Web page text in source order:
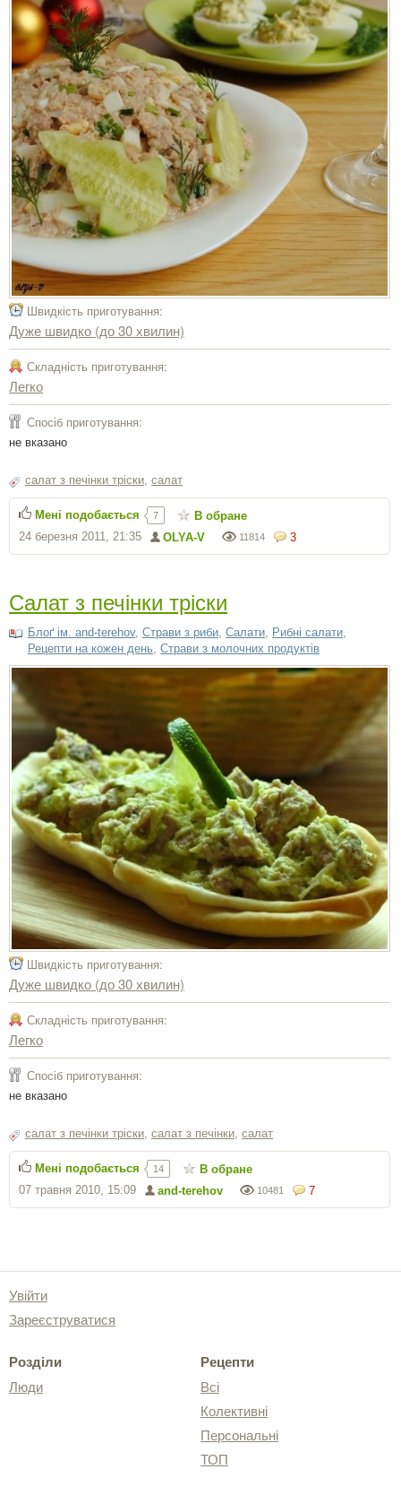
Швидкість приготування:
Дуже швидко (до 30 хвилин)
Складність приготування:
Легко
Спосіб приготування:
не вказано
салат з печінки тріски салат
3
11814
OLYA-V
24 березня 2011, 21:35
Мені подобається 7 В обране
Салат з печінки тріски
Блоґ ім. and-terehov, Страви з риби Салати Рибні салати
Рецепти на кожен день Страви з молочних продуктів
Швидкість приготування:
Дуже швидко (до 30 хвилин)
Складність приготування:
Легко
Спосіб приготування:
не вказано
салат з печінки тріски, салат з печінки, салат
7
10481
and-terehov
07 травня 2010, 15:09
Мені подобається 14 В обране
Увійти
Зареєструватися
Розділи
Люди
Рецепти
Всі
Колективні
Персональні
ТОП